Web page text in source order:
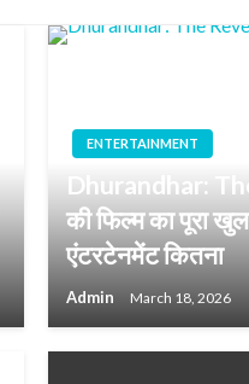
ENTERTAINMENT
Dhurandhar:
की फिल्म का पूरा
एंटरटेनमेंट कितना
Admin March 18, 2026